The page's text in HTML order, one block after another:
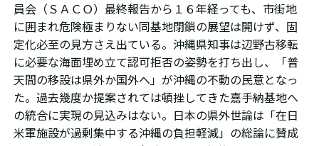
員会（ＳＡＣＯ）最終報告から１６年経っても、市街地
に囲まれ危険極まりない同基地閉鎖の展望は開けず、固
定化必至の見方さえ出ている。沖縄県知事は辺野古移転
に必要な海面埋め立て認可拒否の姿勢を打ち出し、「普
天間の移設は県外か国外へ」が沖縄の不動の民意となっ
た。過去幾度か提案されては頓挫してきた嘉手納基地へ
の統合に実現の見込みはない。日本の県外世論は「在日
米軍施設が過剰集中する沖縄の負担軽減」の総論に賛成